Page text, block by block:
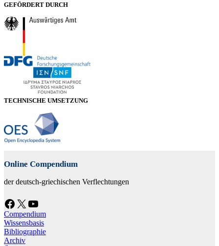
GEFÖRDERT DURCH
TECHNISCHE UMSETZUNG
Online Compendium
der deutsch-griechischen Verflechtungen
Facebook X YouTube
Compendium
Wissensbasis
Bibliographie
Archiv